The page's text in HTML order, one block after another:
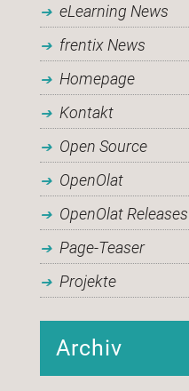
eLearning News
frentix News
Homepage
Kontakt
Open Source
OpenOlat
OpenOlat Releases
Page-Teaser
Projekte
Archiv